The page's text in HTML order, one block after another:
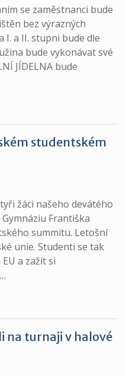
se zaměstnanci bude
bez výrazných
I. a II. stupni bude dle
bude vykonávat své
JÍDELNA bude
studentském
žáci našeho devátého
Františka
summitu. Letošní
unie. Studenti se tak
a zažít si
na turnaji v halové